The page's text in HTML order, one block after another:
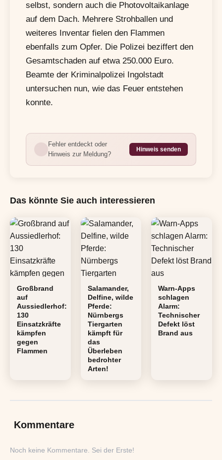
selbst, sondern auch die Photovoltaikanlage
auf dem Dach. Mehrere Strohballen und
weiteres Inventar fielen den Flammen
ebenfalls zum Opfer. Die Polizei beziffert den
Gesamtschaden auf etwa 250.000 Euro.
Beamte der Kriminalpolizei Ingolstadt
untersuchen nun, wie das Feuer entstehen
konnte.
Fehler entdeckt oder
Hinweis zur Meldung?
Hinweis senden
Das könnte Sie auch interessieren
Großbrand
auf
Aussiedlerhof:
130
Einsatzkräfte
kämpfen
gegen
Flammen
Salamander,
Delfine, wilde
Pferde:
Nürnbergs
Tiergarten
kämpft für
das
Überleben
bedrohter
Arten!
Warn-Apps
schlagen
Alarm:
Technischer
Defekt löst
Brand aus
Kommentare
Noch keine Kommentare. Sei der Erste!